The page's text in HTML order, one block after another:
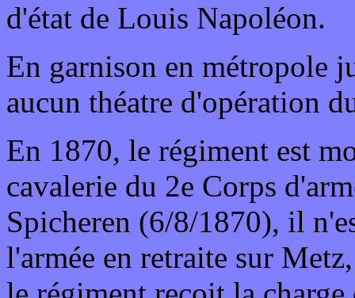
d'état de Louis Napoléon.
En garnison en métropole
aucun théatre d'opération
En 1870, le régiment est
cavalerie du 2e Corps
Spicheren (6/8/1870), il
l'armée en retraite sur